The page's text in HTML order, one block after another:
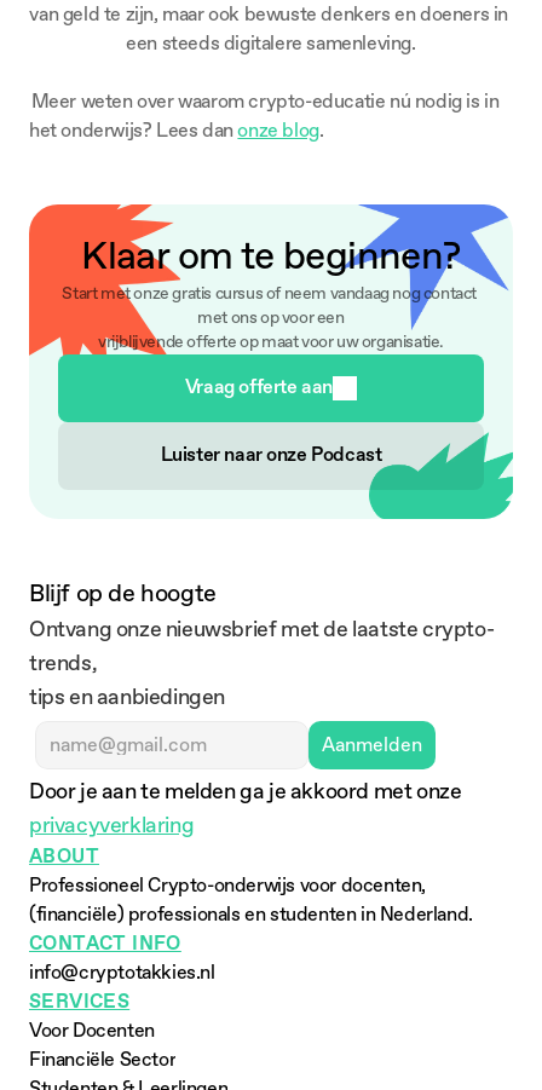
van geld te zijn, maar ook bewuste denkers en doeners in
een steeds digitalere samenleving.
Meer weten over waarom crypto-educatie nú nodig is in
het onderwijs? Lees dan onze blog.
Klaar om te beginnen?
Start met onze gratis cursus of neem vandaag nog contact
met ons op voor een
vrijblijvende offerte op maat voor uw organisatie.
Vraag offerte aan
Luister naar onze Podcast
Blijf op de hoogte
Ontvang onze nieuwsbrief met de laatste crypto-
trends,
tips en aanbiedingen
Aanmelden
privacyverklaring
ABOUT
Professioneel Crypto-onderwijs voor docenten,
(financiële) professionals en studenten in Nederland.
CONTACT INFO
info@cryptotakkies.nl
SERVICES
Voor Docenten
Financiële Sector